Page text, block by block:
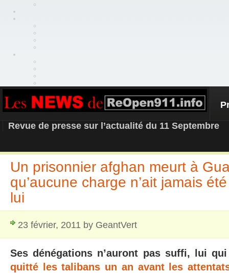
REOPEN911 – NEWS
Revue de presse sur l’actualité du 11 Septembre
Un prisonnier afghan meurt à
qu’aucune charge n’ait jamais
lui
23 février, 2011 by GeantVert
Ses dénégations n’auront pas suffi, lui
quitté les talibans un an avant les